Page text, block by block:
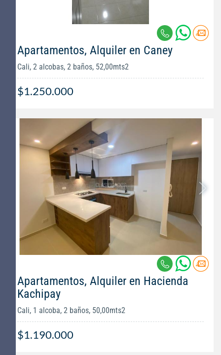
Apartamentos, Alquiler en Caney
Cali, 2 alcobas, 2 baños, 52,00mts2
$1.250.000
Apartamentos, Alquiler en Hacienda
Kachipay
Cali, 1 alcoba, 2 baños, 50,00mts2
$1.190.000